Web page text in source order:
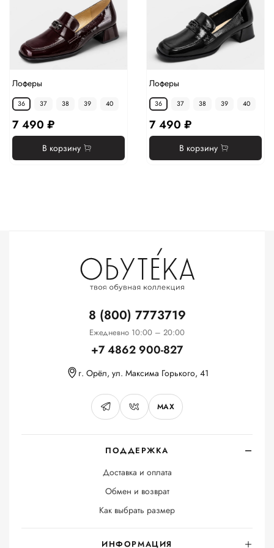
Лоферы
36 37 38 39 40
7 490 ₽
В корзину
Лоферы
36 37 38 39 40
7 490 ₽
В корзину
ПОДДЕРЖКА
Доставка и оплата
Обмен и возврат
Как выбрать размер
ИНФОРМАЦИЯ
8 (800) 7773719
Ежедневно 10:00 – 20:00
+7 4862 900-827
г. Орёл, ул. Максима Горького, 41
MAX